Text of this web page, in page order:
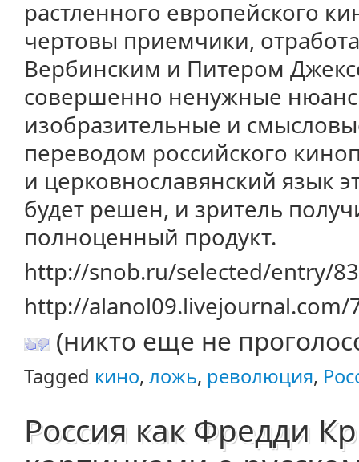
растленного европейского
чертовы приемчики,
Вербинским и Питером
совершенно ненужные
изобразительные и
переводом российского
и церковнославянский язык
будет решен, и зритель
полноценный продукт.
http://snob.ru/selected/entry/
http://alanol09.livejournal.com/
(никто еще не
Tagged кино, ложь, революция,
Россия как Фредди